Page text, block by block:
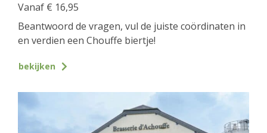
Vanaf € 16,95
Beantwoord de vragen, vul de juiste coördinaten in
en verdien een Chouffe biertje!
bekijken